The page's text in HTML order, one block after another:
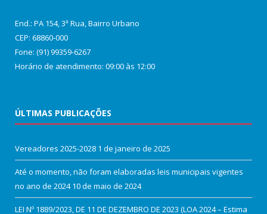
End.: PA 154, 3ª Rua, Bairro Urbano
CEP: 68860‑000
Fone: (91) 99359-6267
Horário de atendimento: 09:00 às 12:00
ÚLTIMAS PUBLICAÇÕES
Vereadores 2025-2028 1 de janeiro de 2025
Até o momento, não foram elaboradas leis municipais vigentes
no ano de 2024 10 de maio de 2024
LEI Nº 1889/2023, DE 11 DE DEZEMBRO DE 2023 (LOA 2024 – Estima